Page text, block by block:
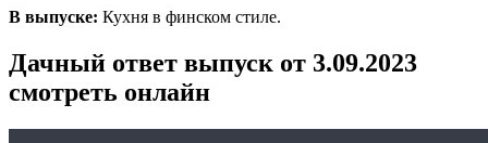
В выпуске: Кухня в финском стиле.
Дачный ответ выпуск от 3.09.2023
смотреть онлайн